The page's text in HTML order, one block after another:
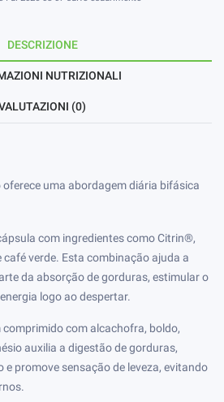
DESCRIZIONE
NUTRIZIONALI
(0)
uma abordagem diária bifásica
com ingredientes como Citrin®,
verde. Esta combinação ajuda a
da absorção de gorduras, estimular o
logo ao despertar.
comprimido com alcachofra, boldo,
auxilia a digestão de gorduras,
e promove sensação de leveza, evitando